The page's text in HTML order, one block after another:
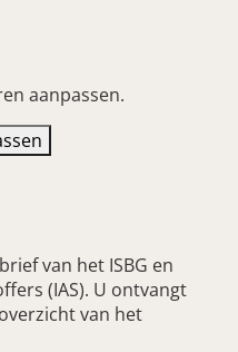
aanpassen.
van het ISBG en
(IAS). U ontvangt
van het